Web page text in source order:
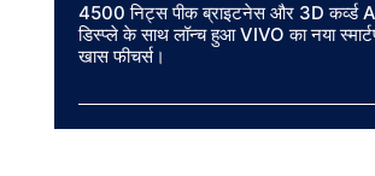
4500 निट्स पीक ब्राइटनेस और 3D कर्व्ड
डिस्प्ले के साथ लॉन्च हुआ VIVO का नया
खास फीचर्स।